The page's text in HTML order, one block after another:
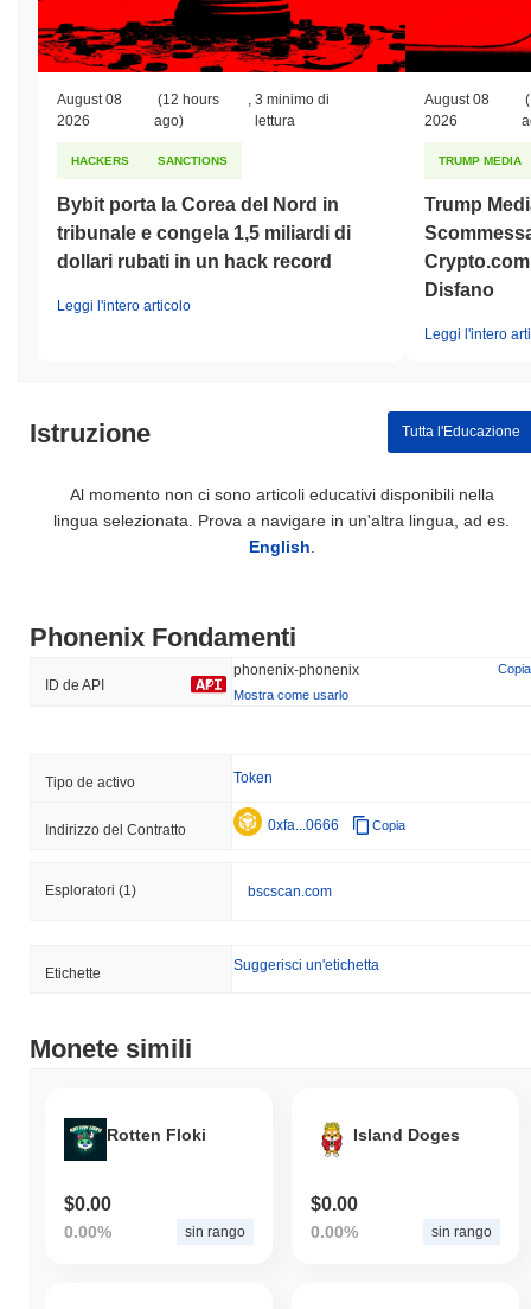
August 08
2026
(12 hours
ago)
3 minimo di
lettura
HACKERS SANCTIONS
Bybit porta la Corea del Nord in
tribunale e congela 1,5 miliardi di
dollari rubati in un hack record
Leggi l'intero articolo
August 08
2026
TRUMP MEDIA
Trump
Disfano
Leggi l'intero
Istruzione Tutta l'Educazione
Al momento non ci sono articoli educativi disponibili nella
lingua selezionata. Prova a navigare in un'altra lingua, ad es.
English
Phonenix Fondamenti
ID de API
phonenix-phonenix
Copia
Mostra come usarlo
Tipo de activo Token
Indirizzo del Contratto 0xfa...0666 Copia
Esploratori (1) bscscan.com
Etichette Suggerisci un'etichetta
Monete simili
Rotten Floki
$0.00
0.00% sin rango
Island Doges
$0.00
0.00% sin rango